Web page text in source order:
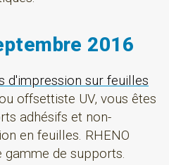
2016
d'impression sur feuilles
offsettiste UV, vous êtes
adhésifs et non-
en feuilles. RHENO
de supports.